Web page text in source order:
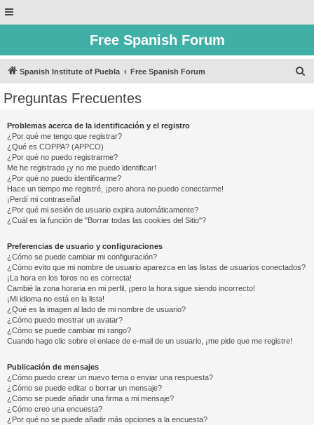
Free Spanish Forum
Spanish Institute of Puebla Free Spanish Forum
Preguntas Frecuentes
Problemas acerca de la identificación y el registro
¿Por qué me tengo que registrar?
¿Qué es COPPA? (APPCO)
¿Por qué no puedo registrarme?
Me he registrado ¡y no me puedo identificar!
¿Por qué no puedo identificarme?
Hace un tiempo me registré, ¡pero ahora no puedo conectarme!
¡Perdí mi contraseña!
¿Por qué mi sesión de usuario expira automáticamente?
¿Cuál es la función de "Borrar todas las cookies del Sitio"?
Preferencias de usuario y configuraciones
¿Cómo se puede cambiar mi configuración?
¿Cómo evito que mi nombre de usuario aparezca en las listas de usuarios conectados?
¡La hora en los foros no es correcta!
Cambié la zona horaria en mi perfil, ¡pero la hora sigue siendo incorrecto!
¡Mi idioma no está en la lista!
¿Qué es la imagen al lado de mi nombre de usuario?
¿Cómo puedo mostrar un avatar?
¿Cómo se puede cambiar mi rango?
Cuando hago clic sobre el enlace de e-mail de un usuario, ¡me pide que me registre!
Publicación de mensajes
¿Cómo puedo crear un nuevo tema o enviar una respuesta?
¿Cómo se puede editar o borrar un mensaje?
¿Cómo se puede añadir una firma a mi mensaje?
¿Cómo creo una encuesta?
¿Por qué no se puede añadir más opciones a la encuesta?